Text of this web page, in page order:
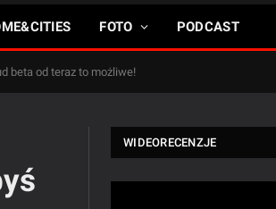
FOTO PODCAST
beta od teraz to możliwe!
WIDEORECENZJE